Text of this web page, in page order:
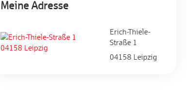
Meine Adresse
Erich-Thiele-
Straße 1
04158 Leipzig